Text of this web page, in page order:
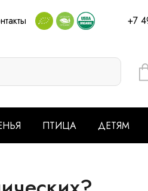
+7
ПТИЦА ДЕТЯМ